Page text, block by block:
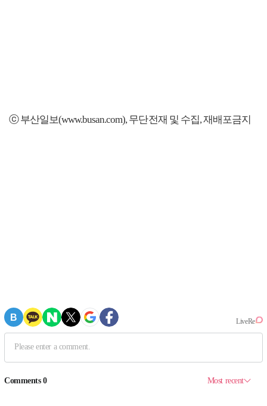
ⓒ 부산일보(www.busan.com), 무단전재 및 수집, 재배포금지